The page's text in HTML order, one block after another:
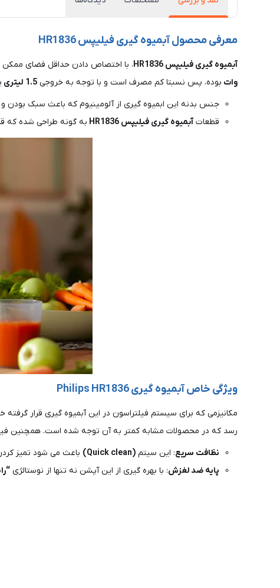
معرفی محصول آبمیوه گیری فیلیپس HR1836
آبمیوه گیری فیلیپس HR1836 ، با اختصاص دادن حداقل فضای ممکن
وات بوده، پس نسبتا کم مصرف است و با توجه به خروجی 1.5 لیتری
جنس بدنه این ابمیوه گیری از آلومینیوم که باعث سبک بودن
قطعات آبمیوه گیری فیلیپس HR1836 به گونه طراحی شده که
ویژگی خاص آبمیوه گیری Philips HR1836
مکانیزمی که برای سیستم فیلتراسون در این آبمیوه گیری قرار
رسد که در محصولات مشابه کمتر به آن توجه شده است. همچنین
نظافت سریع: این سیتم (Quick clean)
باعث می شود تمیز
پایه ضد لغزش: با بهره گیری از این آپشن نه تنها از نوستالژی